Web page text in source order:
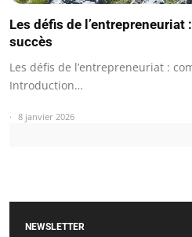
Les défis de
succès
Les défis de l’entrepreneuriat :
Introduction…
8 janvier 2026
NEWSLETTER